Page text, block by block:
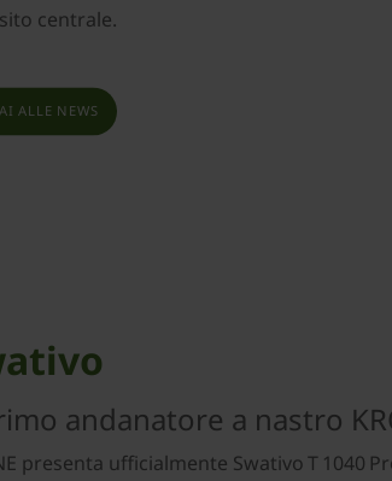
centrale.
ALLE NEWS
andanatore a nastro
presenta ufficialmente Swativo T 1040